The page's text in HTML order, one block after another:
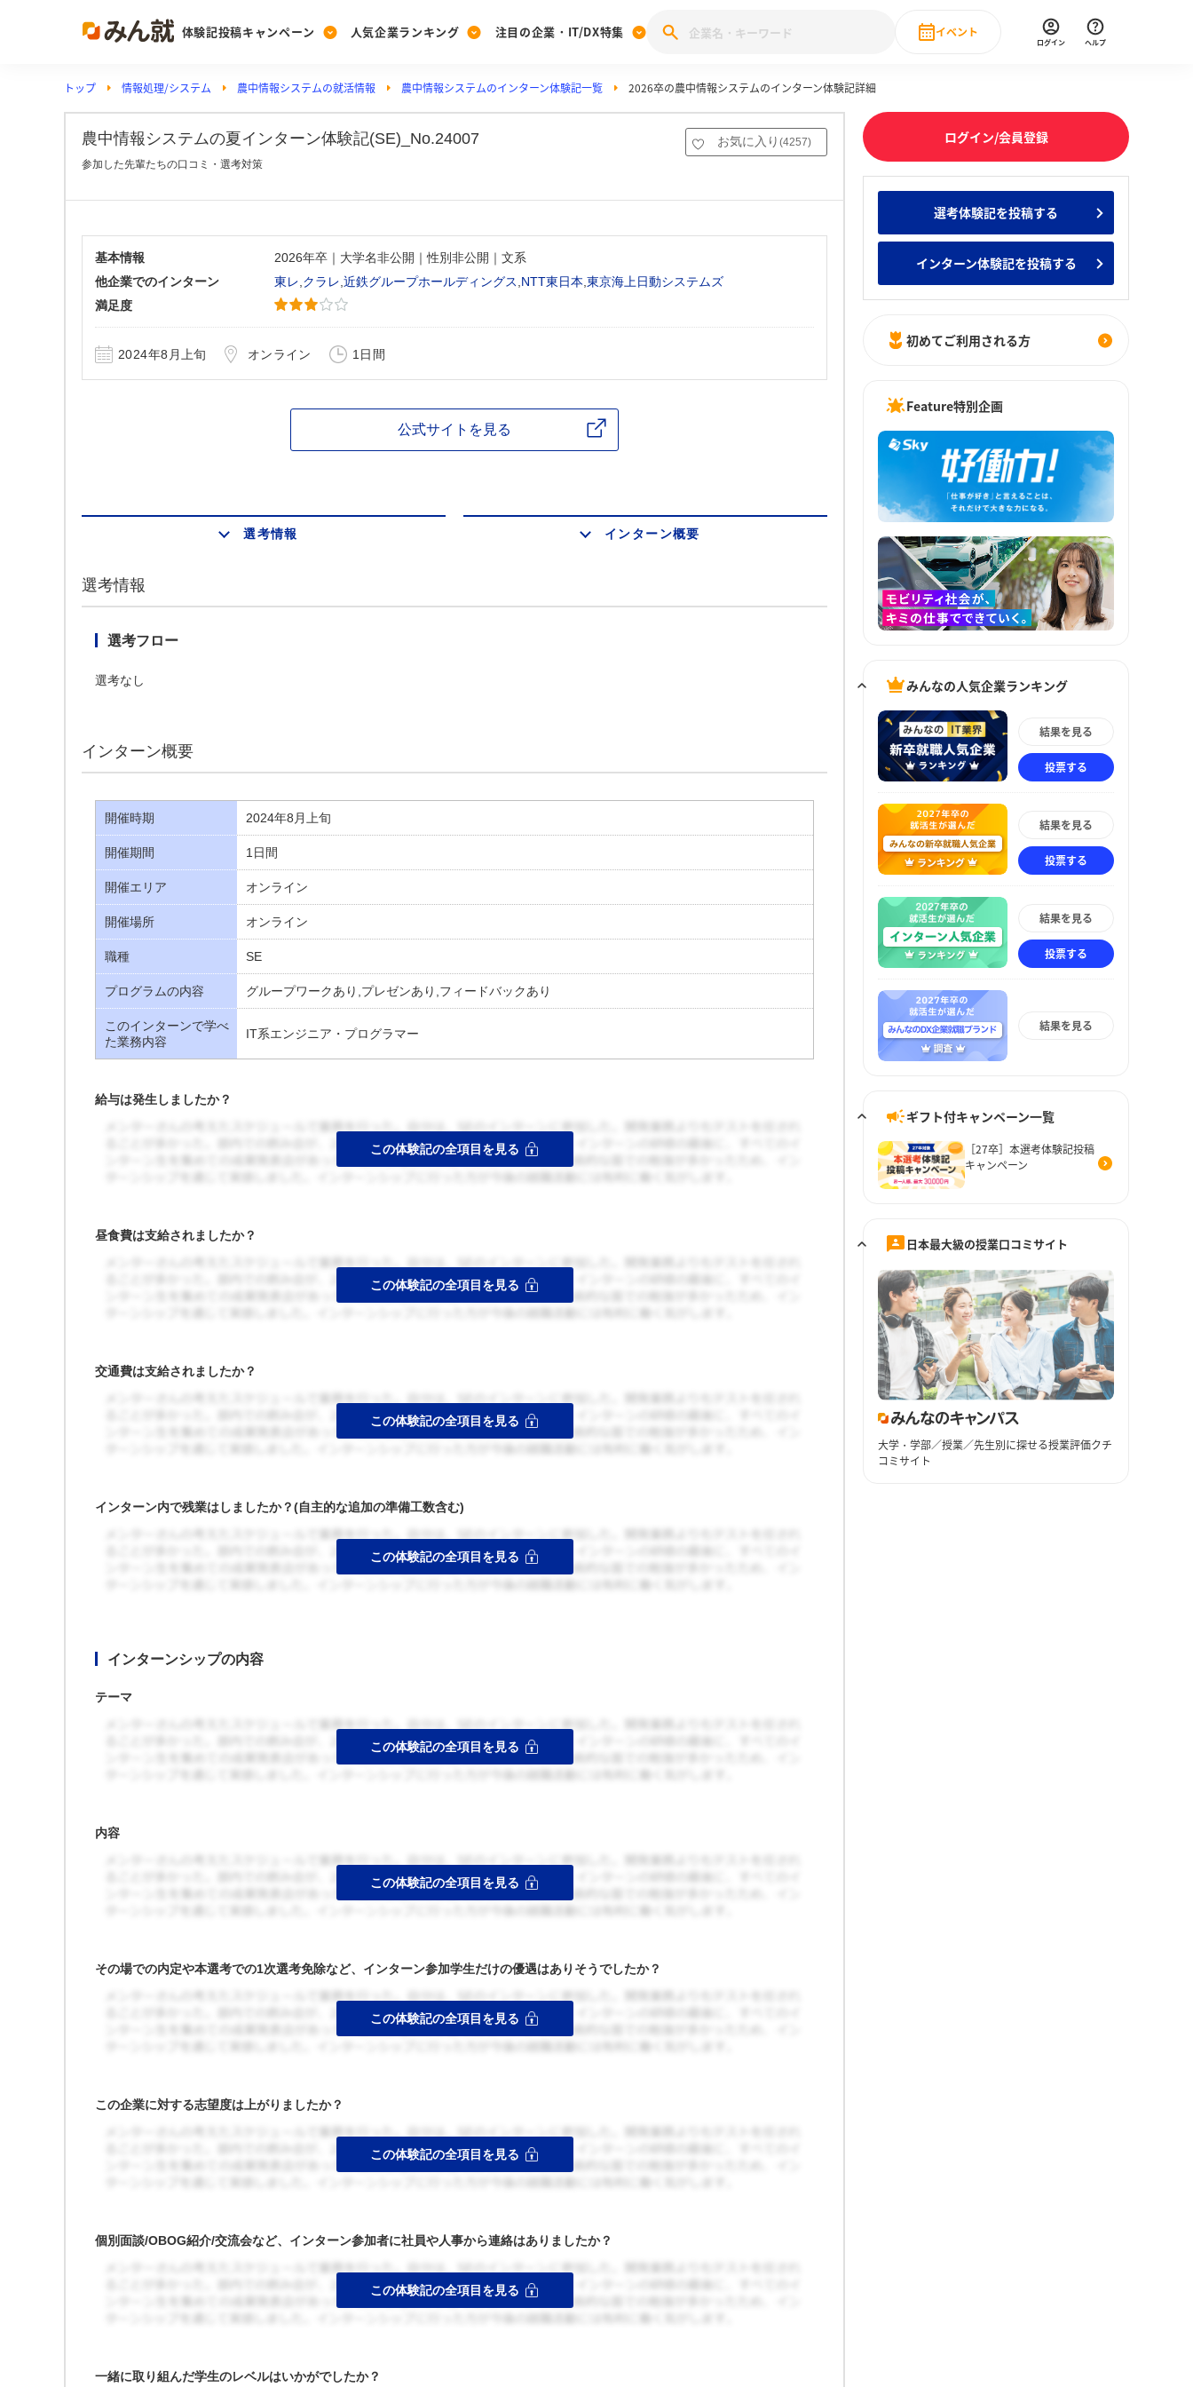
体験記投稿キャンペーン
Post
投稿する
[27卒] 本選考体験記投稿キャンペーン
人気企業ランキング
Ranking
ランキングを見る
Vote
投票する
みんなの新卒就職人気企業ランキング みんなのインターン人気企業ランキ
注目の企業・IT/DX特集
PickUp
注目の企業特集
28卒 IT・DX現場社員インタビュー
動画で知ろう！業界・企業研究
イベント
直近のイベント一覧
ログイン ヘルプ
トップ 情報処理/システム 農中情報システムの就活情報 農中情報システムのインターン体験記一覧 2026卒の農中情報システムのインターン体験記詳細
農中情報システムの夏インターン体験記(SE)_No.24007 お気に入り (4257)
参加した先輩たちの口コミ・選考対策
基本情報
2026年卒｜大学名非公開｜性別非公開｜文系
他企業でのインターン
東レ クラレ 近鉄グループホールディングス NTT東日本 東京海上日動システムズ
満足度
2024年8月上旬 オンライン 1日間
公式サイトを見る
選考情報 インターン概要
選考情報
選考フロー
選考なし
インターン概要
開催時期 2024年8月上旬
開催期間 1日間
開催エリア オンライン
開催場所 オンライン
職種 SE
プログラムの内容 グループワークあり,プレゼンあり,フィードバックあり
このインターンで学べ
た業務内容
IT系エンジニア・プログラマー
給与は発生しましたか？
昼食費は支給されましたか？
交通費は支給されましたか？
インターン内で残業はしましたか？(自主的な追加の準備工数含む)
インターンシップの内容
テーマ
内容
その場での内定や本選考での1次選考免除など、インターン参加学生だけの優遇はありそうでしたか？
この企業に対する志望度は上がりましたか？
個別面談/OBOG紹介/交流会など、インターン参加者に社員や人事から連絡はありましたか？
一緒に取り組んだ学生のレベルはいかがでしたか？
ログイン/会員登録
選考体験記を投稿する
インターン体験記を投稿する
初めてご利用される方
Feature特別企画
みんなの人気企業ランキング
結果を見る
投票する
結果を見る
投票する
結果を見る
投票する
結果を見る
ギフト付キャンペーン一覧
［27卒］本選考体験記投稿
キャンペーン
日本最大級の授業口コミサイト
大学・学部／授業／先生別に探せる授業評価クチ
コミサイト